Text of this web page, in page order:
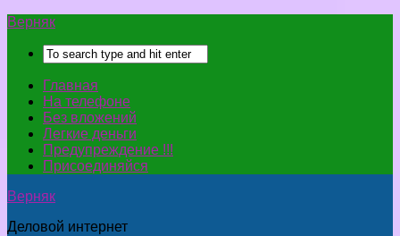
Верняк
Главная
На телефоне
Без вложений
Легкие деньги
Предупреждение !!!
Присоединяйся
Верняк
Деловой интернет